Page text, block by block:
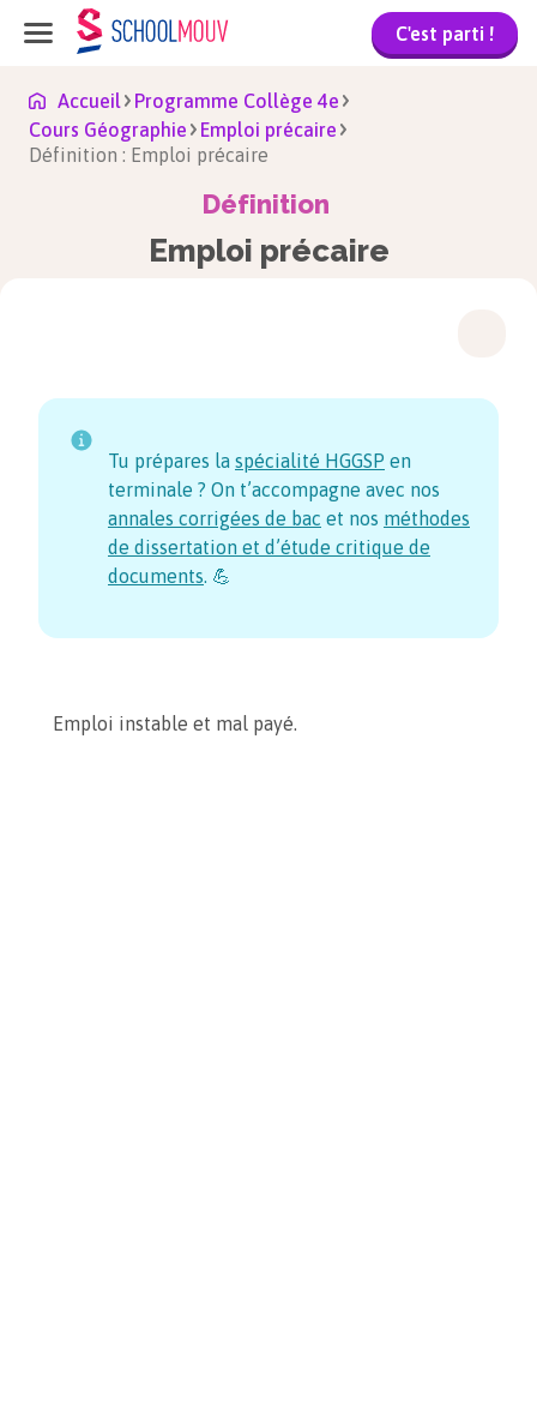
C'est parti !
Accueil
Programme Collège 4e
Cours Géographie
Emploi précaire
Définition : Emploi précaire
Définition
Emploi précaire
Tu prépares la spécialité HGGSP en
terminale ? On t’accompagne avec nos
annales corrigées de bac et nos méthodes
de dissertation et d’étude critique de
documents. 💪
Emploi instable et mal payé.